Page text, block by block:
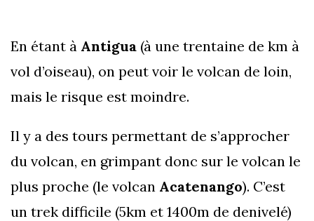
En étant à Antigua (à une trentaine de km à
vol d’oiseau), on peut voir le volcan de loin,
mais le risque est moindre.
Il y a des tours permettant de s’approcher
du volcan, en grimpant donc sur le volcan le
plus proche (le volcan Acatenango). C’est
un trek difficile (5km et 1400m de denivelé)